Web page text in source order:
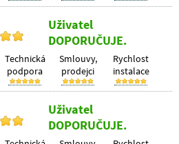
Uživatel
DOPORUČUJE.
Technická
podpora
Smlouvy,
prodejci
Rychlost
instalace
Uživatel
DOPORUČUJE.